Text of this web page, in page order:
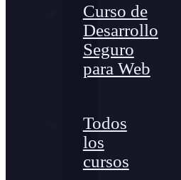
Curso de
Desarrollo
Seguro
para Web
Todos
los
cursos